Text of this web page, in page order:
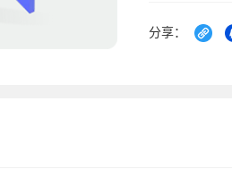
分享：